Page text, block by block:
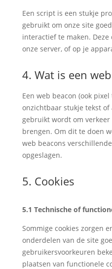
Een script is een stukje
gebruikt om onze site
interactief te maken.
onze server, of op je
4. Wat is een
Een web beacon (ook
onzichtbaar stukje tekst
gebruikt wordt om
brengen. Om dit te doen
web beacons
opgeslagen.
5. Cookies
5.1 Technische of
Sommige cookies zorgen
onderdelen van de site
gebruikersvoorkeuren
plaatsen van functionele